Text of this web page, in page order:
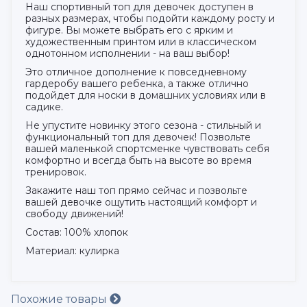
Наш спортивный топ для девочек доступен в
разных размерах, чтобы подойти каждому росту и
фигуре. Вы можете выбрать его с ярким и
художественным принтом или в классическом
однотонном исполнении - на ваш выбор!
Это отличное дополнение к повседневному
гардеробу вашего ребенка, а также отлично
подойдет для носки в домашних условиях или в
садике.
Не упустите новинку этого сезона - стильный и
функциональный топ для девочек! Позвольте
вашей маленькой спортсменке чувствовать себя
комфортно и всегда быть на высоте во время
тренировок.
Закажите наш топ прямо сейчас и позвольте
вашей девочке ощутить настоящий комфорт и
свободу движений!
Состав: 100% хлопок
Материал: кулирка
Похожие товары